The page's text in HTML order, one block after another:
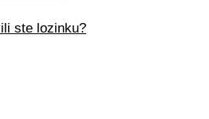
ste lozinku?